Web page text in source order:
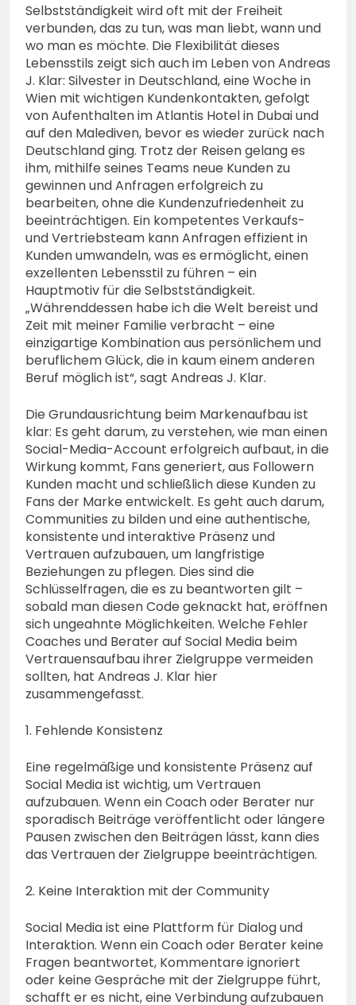
Selbstständigkeit wird oft mit der Freiheit
verbunden, das zu tun, was man liebt, wann und
wo man es möchte. Die Flexibilität dieses
Lebensstils zeigt sich auch im Leben von Andreas
J. Klar: Silvester in Deutschland, eine Woche in
Wien mit wichtigen Kundenkontakten, gefolgt
von Aufenthalten im Atlantis Hotel in Dubai und
auf den Malediven, bevor es wieder zurück nach
Deutschland ging. Trotz der Reisen gelang es
ihm, mithilfe seines Teams neue Kunden zu
gewinnen und Anfragen erfolgreich zu
bearbeiten, ohne die Kundenzufriedenheit zu
beeinträchtigen. Ein kompetentes Verkaufs-
und Vertriebsteam kann Anfragen effizient in
Kunden umwandeln, was es ermöglicht, einen
exzellenten Lebensstil zu führen – ein
Hauptmotiv für die Selbstständigkeit.
„Währenddessen habe ich die Welt bereist und
Zeit mit meiner Familie verbracht – eine
einzigartige Kombination aus persönlichem und
beruflichem Glück, die in kaum einem anderen
Beruf möglich ist“, sagt Andreas J. Klar.
Die Grundausrichtung beim Markenaufbau ist
klar: Es geht darum, zu verstehen, wie man einen
Social-Media-Account erfolgreich aufbaut, in die
Wirkung kommt, Fans generiert, aus Followern
Kunden macht und schließlich diese Kunden zu
Fans der Marke entwickelt. Es geht auch darum,
Communities zu bilden und eine authentische,
konsistente und interaktive Präsenz und
Vertrauen aufzubauen, um langfristige
Beziehungen zu pflegen. Dies sind die
Schlüsselfragen, die es zu beantworten gilt –
sobald man diesen Code geknackt hat, eröffnen
sich ungeahnte Möglichkeiten. Welche Fehler
Coaches und Berater auf Social Media beim
Vertrauensaufbau ihrer Zielgruppe vermeiden
sollten, hat Andreas J. Klar hier
zusammengefasst.
1. Fehlende Konsistenz
Eine regelmäßige und konsistente Präsenz auf
Social Media ist wichtig, um Vertrauen
aufzubauen. Wenn ein Coach oder Berater nur
sporadisch Beiträge veröffentlicht oder längere
Pausen zwischen den Beiträgen lässt, kann dies
das Vertrauen der Zielgruppe beeinträchtigen.
2. Keine Interaktion mit der Community
Social Media ist eine Plattform für Dialog und
Interaktion. Wenn ein Coach oder Berater keine
Fragen beantwortet, Kommentare ignoriert
oder keine Gespräche mit der Zielgruppe führt,
schafft er es nicht, eine Verbindung aufzubauen